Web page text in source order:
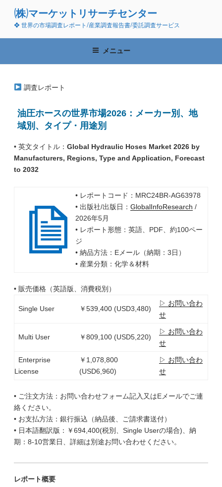
ン
(株)マーケットリサーチセンター
❖ 世界の市場調査レポート/産業調査報告書/委託調査サービス
メニュー
調査レポート
油圧ホースの世界市場2026：メーカー別、地
域別、タイプ・用途別
• 英文タイトル： Global Hydraulic Hoses Market 2026 by
Manufacturers, Regions, Type and Application, Forecast
to 2032
• レポートコード：MRC24BR-AG63978
• 出版社/出版日： GlobalInfoResearch /
2026年5月
• レポート形態：英語、PDF、約100ペー
ジ
• 納品方法：Eメール（納期：3日）
• 産業分類：化学＆材料
• 販売価格（英語版、消費税別）
Single User ￥539,400 (USD3,480)
▷ お問い合わ
せ
Multi User ￥809,100 (USD5,220)
▷ お問い合わ
せ
Enterprise
License
￥1,078,800
(USD6,960)
▷ お問い合わ
せ
• ご注文方法：お問い合わせフォーム記入又はEメールでご連
絡ください。
• お支払方法：銀行振込（納品後、ご請求書送付）
• 日本語翻訳版：￥694,400(税別、Single Userの場合)、納
期：8-10営業日、詳細は別途お問い合わせください。
レポート概要